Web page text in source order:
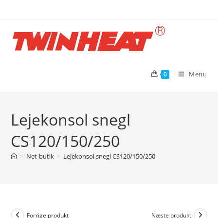
content
0 Menu
Lejekonsol snegl
CS120/150/250
> Net-butik > Lejekonsol snegl CS120/150/250
Forrige produkt Næste produkt